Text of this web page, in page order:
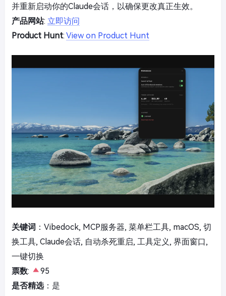
并重新启动你的Claude会话，以确保更改真正生效。
产品网站: 立即访问
Product Hunt: View on Product Hunt
关键词 ：Vibedock, MCP服务器, 菜单栏工具, macOS, 切
换工具, Claude会话, 自动杀死重启, 工具定义, 界面窗口,
一键切换
票数:
95
是否精选：是